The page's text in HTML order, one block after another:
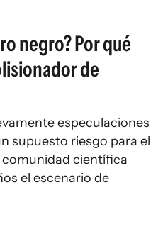
negro? Por qué
de
especulaciones
supuesto riesgo para el
comunidad científica
el escenario de